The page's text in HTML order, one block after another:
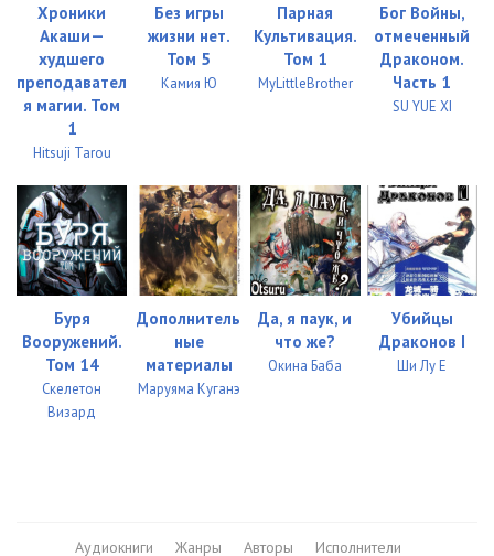
Хроники
Акаши—
худшего
преподавател
я магии. Том
1
Hitsuji Tarou
Без игры
жизни нет.
Том 5
Камия Ю
Парная
Культивация.
Том 1
MyLittleBrother
Бог Войны,
отмеченный
Драконом.
Часть 1
SU YUE XI
Буря
Вооружений.
Том 14
Скелетон
Визард
Дополнитель
ные
материалы
Маруяма Куганэ
Да, я паук, и
что же?
Окина Баба
Убийцы
Драконов I
Ши Лу Е
Аудиокниги Жанры Авторы Исполнители